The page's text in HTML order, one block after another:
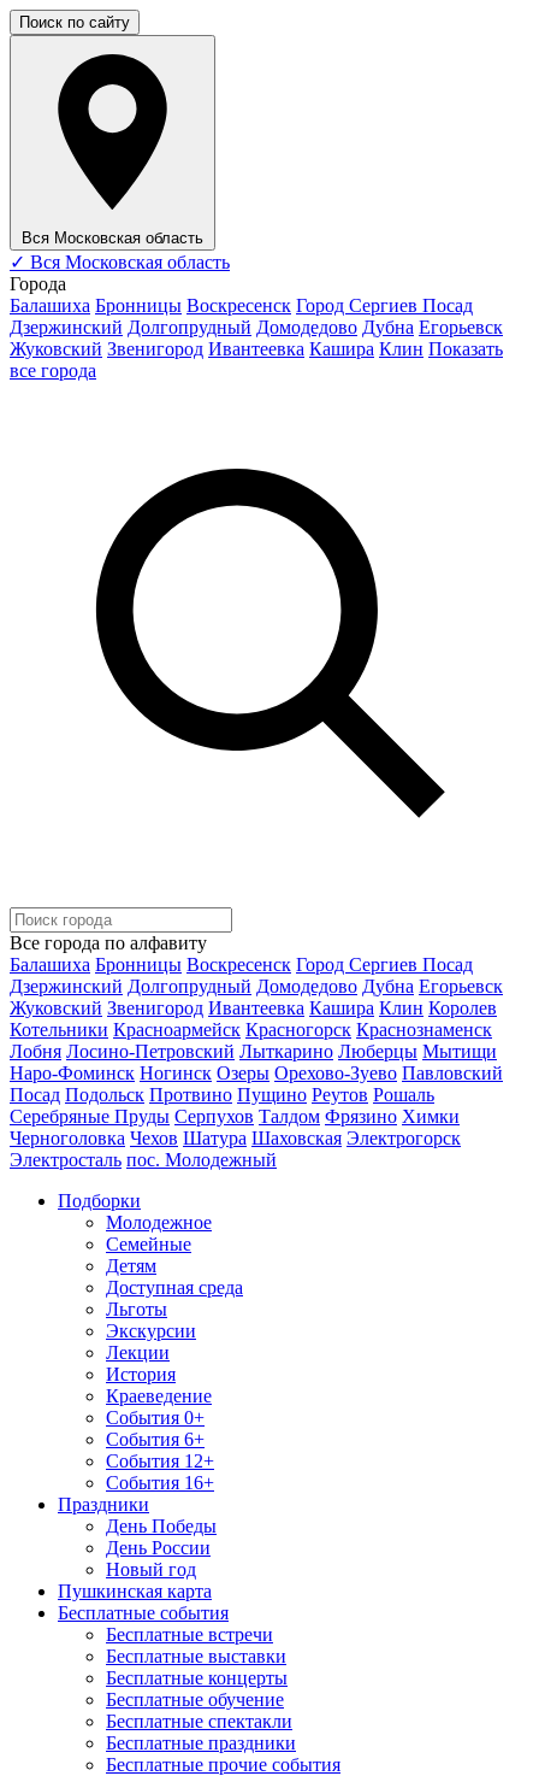
Поиск по сайту
Вся Московская область
✓ Вся Московская область
Города
Балашиха Бронницы Воскресенск Город Сергиев Посад
Дзержинский Долгопрудный Домодедово Дубна Егорьевск
Жуковский Звенигород Ивантеевка Кашира Клин Показать
все города
Все города по алфавиту
Балашиха Бронницы Воскресенск Город Сергиев Посад
Дзержинский Долгопрудный Домодедово Дубна Егорьевск
Жуковский Звенигород Ивантеевка Кашира Клин Королев
Котельники Красноармейск Красногорск Краснознаменск
Лобня Лосино-Петровский Лыткарино Люберцы Мытищи
Наро-Фоминск Ногинск Озеры Орехово-Зуево Павловский
Посад Подольск Протвино Пущино Реутов Рошаль
Серебряные Пруды Серпухов Талдом Фрязино Химки
Черноголовка Чехов Шатура Шаховская Электрогорск
Электросталь пос. Молодежный
Подборки
Молодежное
Семейные
Детям
Доступная среда
Льготы
Экскурсии
Лекции
История
Краеведение
События 0+
События 6+
События 12+
События 16+
Праздники
День Победы
День России
Новый год
Пушкинская карта
Бесплатные события
Бесплатные встречи
Бесплатные выставки
Бесплатные концерты
Бесплатные обучение
Бесплатные спектакли
Бесплатные праздники
Бесплатные прочие события